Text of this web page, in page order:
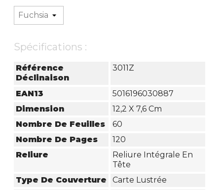
Spécifications :
Référence
Déclinaison
3011Z
EAN13
5016196030887
Dimension
12,2 X 7,6 Cm
Nombre De Feuilles
60
Nombre De Pages
120
Reliure
Reliure Intégrale En
Tête
Type De Couverture
Carte Lustrée